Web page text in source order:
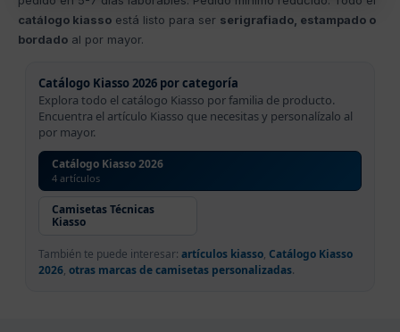
catálogo kiasso está listo para ser serigrafiado, estampado o
bordado al por mayor.
Catálogo Kiasso 2026 por categoría
Explora todo el catálogo Kiasso por familia de producto.
Encuentra el artículo Kiasso que necesitas y personalízalo al
por mayor.
Catálogo Kiasso 2026
4 artículos
Camisetas Técnicas
Kiasso
También te puede interesar: artículos kiasso, Catálogo Kiasso
2026, otras marcas de camisetas personalizadas.